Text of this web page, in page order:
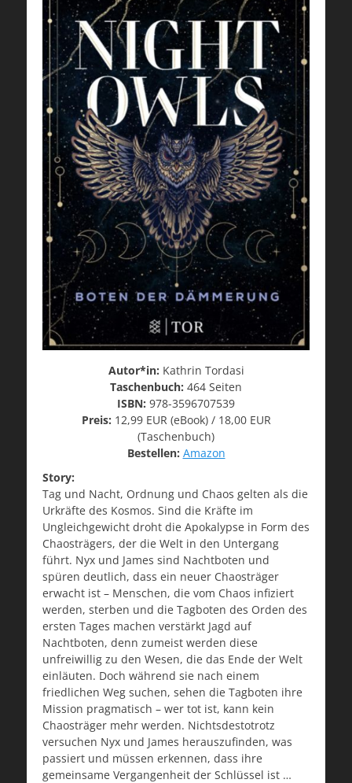
Autor*in: Kathrin Tordasi
Taschenbuch: 464 Seiten
ISBN: 978-3596707539
Preis: 12,99 EUR (eBook) / 18,00 EUR
(Taschenbuch)
Bestellen: Amazon
Story:
Tag und Nacht, Ordnung und Chaos gelten als die
Urkräfte des Kosmos. Sind die Kräfte im
Ungleichgewicht droht die Apokalypse in Form des
Chaosträgers, der die Welt in den Untergang
führt. Nyx und James sind Nachtboten und
spüren deutlich, dass ein neuer Chaosträger
erwacht ist – Menschen, die vom Chaos infiziert
werden, sterben und die Tagboten des Orden des
ersten Tages machen verstärkt Jagd auf
Nachtboten, denn zumeist werden diese
unfreiwillig zu den Wesen, die das Ende der Welt
einläuten. Doch während sie nach einem
friedlichen Weg suchen, sehen die Tagboten ihre
Mission pragmatisch – wer tot ist, kann kein
Chaosträger mehr werden. Nichtsdestotrotz
versuchen Nyx und James herauszufinden, was
passiert und müssen erkennen, dass ihre
gemeinsame Vergangenheit der Schlüssel ist …